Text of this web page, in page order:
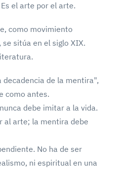
el arte por el arte.
como movimiento
sitúa en el siglo XIX.
decadencia de la mentira",
como antes.
debe imitar a la vida.
al arte; la mentira debe
No ha de ser
ni espiritual en una